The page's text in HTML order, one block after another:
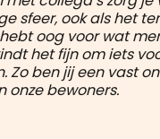
sfeer, ook als het
oog voor wat
het fijn om iets
Zo ben jij een vast
onze bewoners.